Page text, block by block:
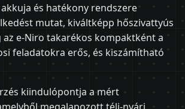
és hatékony rendszere
mutat, kiváltképp hőszivattyús
az e-Niro takarékos kompaktként a
feladatokra erős, és kiszámítható
kiindulópontja a mért